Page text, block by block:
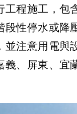
工程施工，包
段性停水或降
並注意用電與
義、屏東、宜